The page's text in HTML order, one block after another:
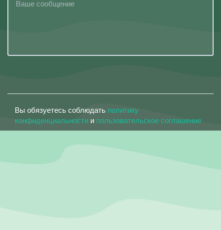
Вы обязуетесь соблюдать политику
конфиденциальности и пользовательское соглашение